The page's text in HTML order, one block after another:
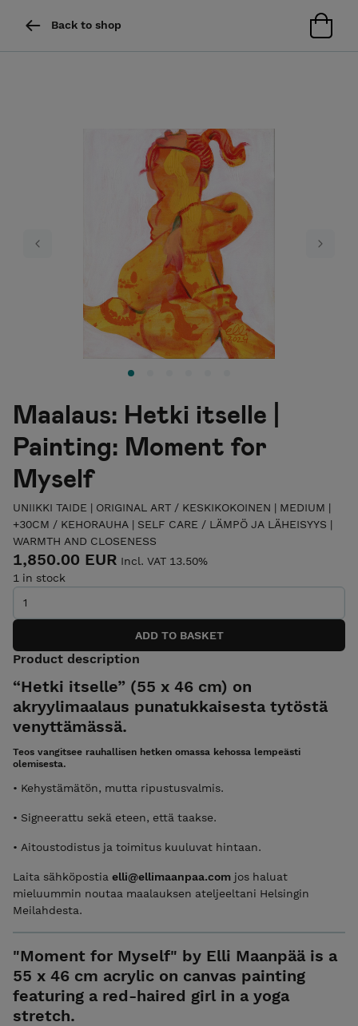
Back to shop
Previous Next
Maalaus: Hetki itselle |
Painting: Moment for
Myself
UNIIKKI TAIDE | ORIGINAL ART / KESKIKOKOINEN | MEDIUM |
+30CM / KEHORAUHA | SELF CARE / LÄMPÖ JA LÄHEISYYS |
WARMTH AND CLOSENESS
1,850.00 EUR Incl. VAT 13.50%
1 in stock
Product description
“Hetki itselle” (55 x 46 cm) on
akryylimaalaus punatukkaisesta tytöstä
venyttämässä.
Teos vangitsee rauhallisen hetken omassa kehossa lempeästi
olemisesta.
• Kehystämätön, mutta ripustusvalmis.
• Signeerattu sekä eteen, että taakse.
• Aitoustodistus ja toimitus kuuluvat hintaan.
Laita sähköpostia elli@ellimaanpaa.com jos haluat
mieluummin noutaa maalauksen ateljeeltani Helsingin
Meilahdesta.
"Moment for Myself" by Elli Maanpää is a
55 x 46 cm acrylic on canvas painting
featuring a red-haired girl in a yoga
stretch.